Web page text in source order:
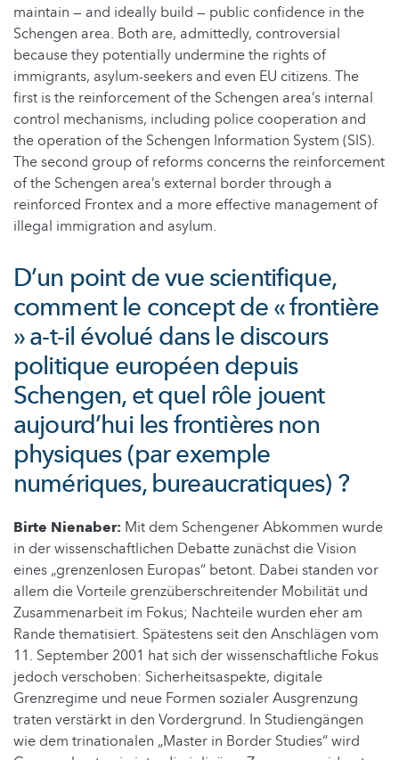
maintain — and ideally build — public confidence in the
Schengen area. Both are, admittedly, controversial
because they potentially undermine the rights of
immigrants, asylum-seekers and even EU citizens. The
first is the reinforcement of the Schengen area’s internal
control mechanisms, including police cooperation and
the operation of the Schengen Information System (SIS).
The second group of reforms concerns the reinforcement
of the Schengen area’s external border through a
reinforced Frontex and a more effective management of
illegal immigration and asylum.
D’un point de vue scientifique,
comment le concept de « frontière
» a-t-il évolué dans le discours
politique européen depuis
Schengen, et quel rôle jouent
aujourd’hui les frontières non
physiques (par exemple
numériques, bureaucratiques) ?
Birte Nienaber: Mit dem Schengener Abkommen wurde
in der wissenschaftlichen Debatte zunächst die Vision
eines „grenzenlosen Europas“ betont. Dabei standen vor
allem die Vorteile grenzüberschreitender Mobilität und
Zusammenarbeit im Fokus; Nachteile wurden eher am
Rande thematisiert. Spätestens seit den Anschlägen vom
11. September 2001 hat sich der wissenschaftliche Fokus
jedoch verschoben: Sicherheitsaspekte, digitale
Grenzregime und neue Formen sozialer Ausgrenzung
traten verstärkt in den Vordergrund. In Studiengängen
wie dem trinationalen „Master in Border Studies“ wird